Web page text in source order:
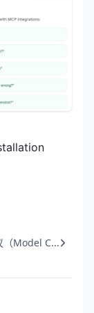
（Model C...